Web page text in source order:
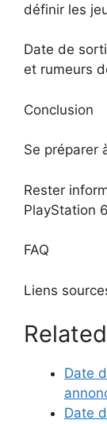
définir les
Date de
et rumeurs
Conclusion
Se préparer
Rester
PlayStation 6
FAQ
Liens
Date
Date